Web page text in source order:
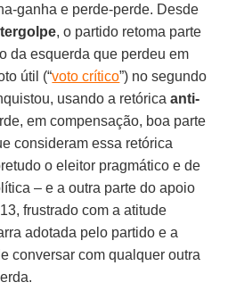
ganha e perde-perde. Desde
, o partido retoma parte
da esquerda que perdeu em
útil (“voto crítico”) no segundo
usando a retóricaanti-
em compensação, boa parte
consideram essa retórica
o eleitor pragmático e de
– e a outra parte do apoio
frustrado com a atitude
adotada pelo partido e a
conversar com qualquer outra